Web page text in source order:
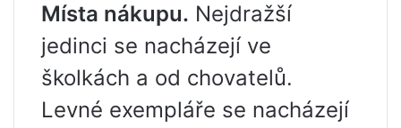
Místa nákupu. Nejdražší
jedinci se nacházejí ve
školkách a od chovatelů.
Levné exempláře se nacházejí